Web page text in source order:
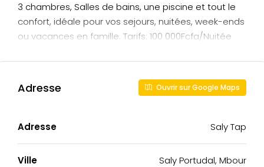
3 chambres, Salles de bains, une piscine et tout le
confort, idéale pour vos sejours, nuitées, week-ends
ou vacances en famille. Tarifs: 100 000Fcfa/Nuitée
Adresse Ouvrir sur Google Maps
Adresse Saly Tap
Ville Saly Portudal, Mbour